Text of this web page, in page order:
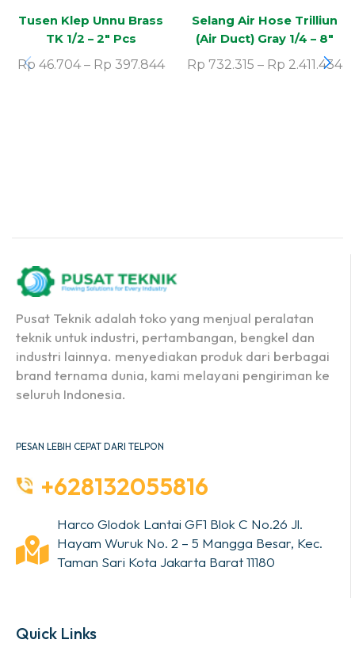
Tusen Klep Unnu Brass
TK 1/2 – 2″ Pcs
Rp 46.704 – Rp 397.844
Selang Air Hose Trilliun
(Air Duct) Gray 1/4 – 8″
Inch
Rp 732.315 – Rp 2.411.434
Pusat Teknik adalah toko yang menjual peralatan
teknik untuk industri, pertambangan, bengkel dan
industri lainnya. menyediakan produk dari berbagai
brand ternama dunia, kami melayani pengiriman ke
seluruh Indonesia.
PESAN LEBIH CEPAT DARI TELPON
+628132055816
Harco Glodok Lantai GF1 Blok C No.26 Jl.
Hayam Wuruk No. 2 – 5 Mangga Besar, Kec.
Taman Sari Kota Jakarta Barat 11180
Quick Links